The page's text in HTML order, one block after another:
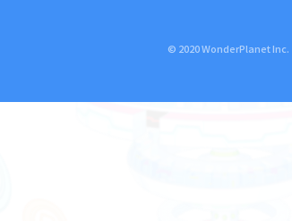
© 2020 WonderPlanet Inc.